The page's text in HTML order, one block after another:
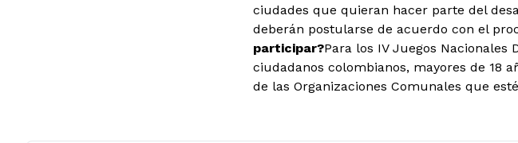
ciudades que quieran hacer parte del
deberán postularse de acuerdo con el
participar?Para los IV Juegos Nacionales
ciudadanos colombianos, mayores de 18
de las Organizaciones Comunales que